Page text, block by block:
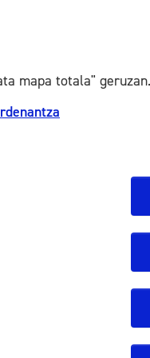
mapa totala" geruzan.